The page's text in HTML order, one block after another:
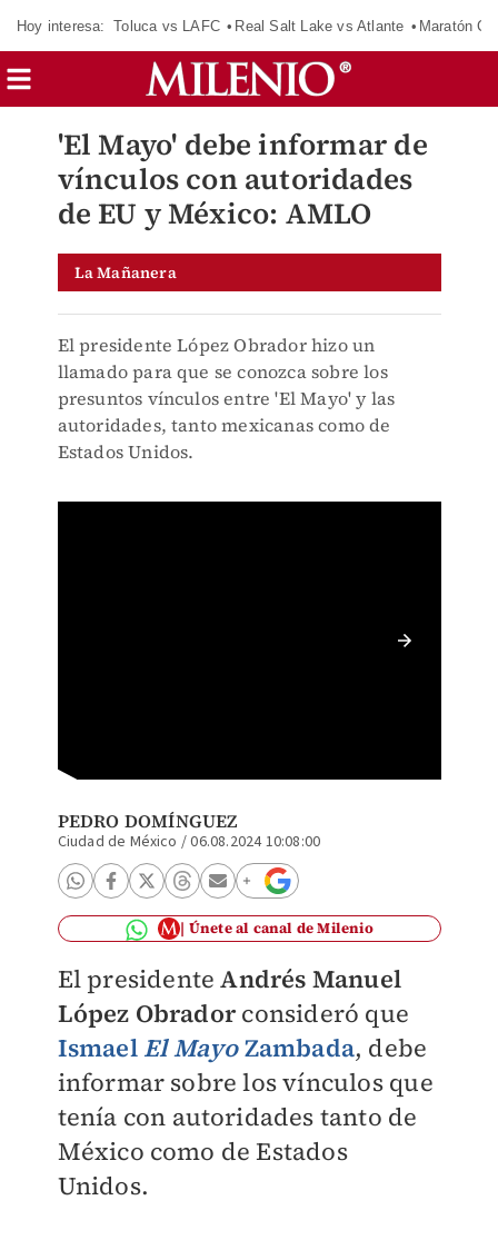
Hoy interesa: Toluca vs LAFC Real Salt Lake vs Atlante Maratón
'El Mayo' debe informar de
vínculos con autoridades
de EU y México: AMLO
La Mañanera
El presidente López Obrador hizo un
llamado para que se conozca sobre los
presuntos vínculos entre 'El Mayo' y las
autoridades, tanto mexicanas como de
Estados Unidos.
PEDRO DOMÍNGUEZ
Ciudad de México /06.08.2024 10:08:00
Únete al canal de Milenio
El presidente Andrés Manuel
López Obradorconsideró que
Ismael El MayoZambada, debe
informar sobre los vínculos que
tenía con autoridades tanto de
México como de Estados
Unidos.